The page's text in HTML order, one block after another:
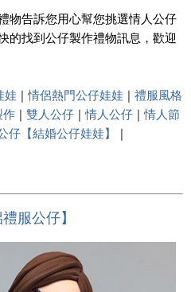
物告訴您用心幫您挑選情人公仔
的找到公仔製作禮物訊息，歡迎
娃 |情侶熱門公仔娃娃 | 禮服風格
作 | 雙人公仔 |情人公仔 |情人節
仔【結婚公仔娃娃】 |
服公仔】